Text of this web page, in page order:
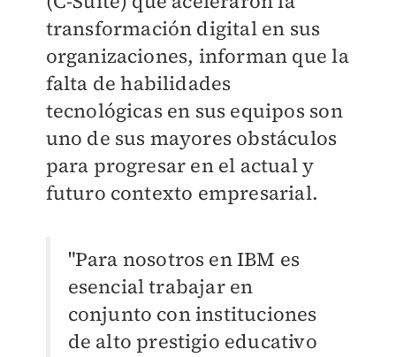
transformación digital en sus
organizaciones, informan que la
falta de habilidades
tecnológicas en sus equipos son
uno de sus mayores obstáculos
para progresar en el actual y
futuro contexto empresarial.
"Para nosotros en IBM es
esencial trabajar en
conjunto con instituciones
de alto prestigio educativo